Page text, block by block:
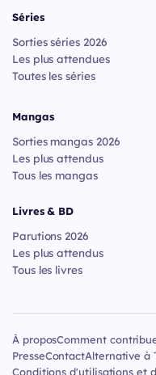
Séries
Sorties séries 2026
Les plus attendues
Toutes les séries
Mangas
Sorties mangas 2026
Les plus attendus
Tous les mangas
Livres & BD
Parutions 2026
Les plus attendus
Tous les livres
À proposComment
PresseContactAlternative à
Conditions d'utilisations et